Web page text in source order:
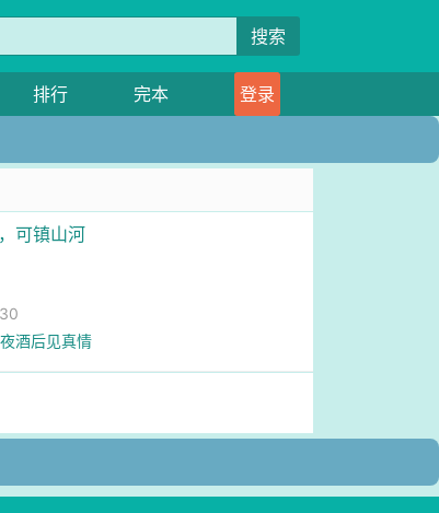
搜索
排行 完本 登录
可镇山河
酒后见真情